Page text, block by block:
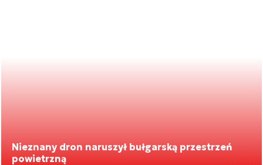
Nieznany dron naruszył bułgarską przestrzeń
powietrzną